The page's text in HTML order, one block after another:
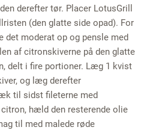
derefter tør. Placer LotusGrill
(den glatte side opad). For
det moderat op og pensle med
af ​​citronskiverne på den glatte
delt i fire portioner. Læg 1 kvist
og læg derefter
til sidst fileterne med
hæld den resterende olie
til med malede røde